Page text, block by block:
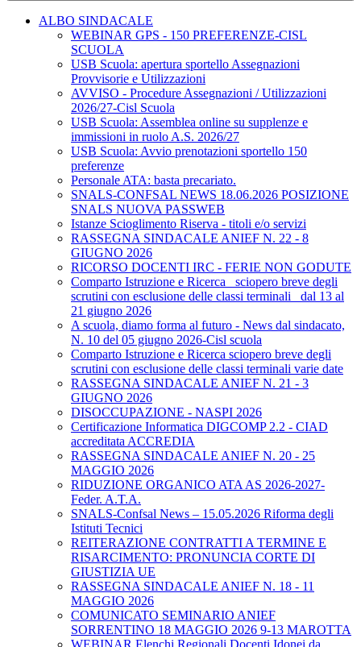
ALBO SINDACALE
WEBINAR GPS - 150 PREFERENZE-CISL
SCUOLA
USB Scuola: apertura sportello Assegnazioni
Provvisorie e Utilizzazioni
AVVISO - Procedure Assegnazioni / Utilizzazioni
2026/27-Cisl Scuola
USB Scuola: Assemblea online su supplenze e
immissioni in ruolo A.S. 2026/27
USB Scuola: Avvio prenotazioni sportello 150
preferenze
Personale ATA: basta precariato.
SNALS-CONFSAL NEWS 18.06.2026 POSIZIONE
SNALS NUOVA PASSWEB
Istanze Scioglimento Riserva - titoli e/o servizi
RASSEGNA SINDACALE ANIEF N. 22 - 8
GIUGNO 2026
RICORSO DOCENTI IRC - FERIE NON GODUTE
Comparto Istruzione e Ricerca_ sciopero breve degli
scrutini con esclusione delle classi terminali_ dal 13 al
21 giugno 2026
A scuola, diamo forma al futuro - News dal sindacato,
N. 10 del 05 giugno 2026-Cisl scuola
Comparto Istruzione e Ricerca sciopero breve degli
scrutini con esclusione delle classi terminali varie date
RASSEGNA SINDACALE ANIEF N. 21 - 3
GIUGNO 2026
DISOCCUPAZIONE - NASPI 2026
Certificazione Informatica DIGCOMP 2.2 - CIAD
accreditata ACCREDIA
RASSEGNA SINDACALE ANIEF N. 20 - 25
MAGGIO 2026
RIDUZIONE ORGANICO ATA AS 2026-2027-
Feder. A.T.A.
SNALS-Confsal News – 15.05.2026 Riforma degli
Istituti Tecnici
REITERAZIONE CONTRATTI A TERMINE E
RISARCIMENTO: PRONUNCIA CORTE DI
GIUSTIZIA UE
RASSEGNA SINDACALE ANIEF N. 18 - 11
MAGGIO 2026
COMUNICATO SEMINARIO ANIEF
SORRENTINO 18 MAGGIO 2026 9-13 MAROTTA